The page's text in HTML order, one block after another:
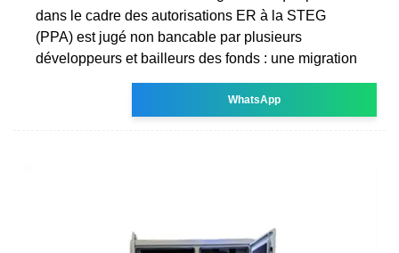
dans le cadre des autorisations ER à la STEG
(PPA) est jugé non bancable par plusieurs
développeurs et bailleurs des fonds : une migration
WhatsApp